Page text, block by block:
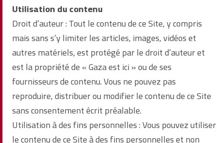
Utilisation du contenu
Droit d’auteur : Tout le contenu de ce Site, y compris
mais sans s’y limiter les articles, images, vidéos et
autres matériels, est protégé par le droit d’auteur et
est la propriété de « Gaza est ici » ou de ses
fournisseurs de contenu. Vous ne pouvez pas
reproduire, distribuer ou modifier le contenu de ce Site
sans consentement écrit préalable.
Utilisation à des fins personnelles : Vous pouvez utiliser
le contenu de ce Site à des fins personnelles et non